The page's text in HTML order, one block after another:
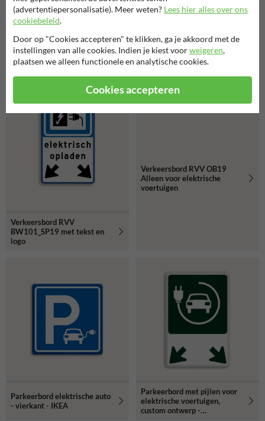
logo
Verkeersbord RVV
BW101_SP19 met tekst en
logo
Verkeersbord RVV OB19
Alleen voor elektrische
voertuigen
Parkeerbord elektrische auto
- vierkant - IKEA
Parkeerbord met pijlen voor
elektrische voertuigen,
custom ontwerp -
(advertentiepersonalisatie). Meer weten? Lees hier alles over ons
cookiebeleid.
Door op "Cookies accepteren" te klikken, ga je akkoord met de
instellingen van alle cookies. Indien je kiest voorweigeren,
plaatsen we alleen functionele en analytische cookies.
Cookies accepteren